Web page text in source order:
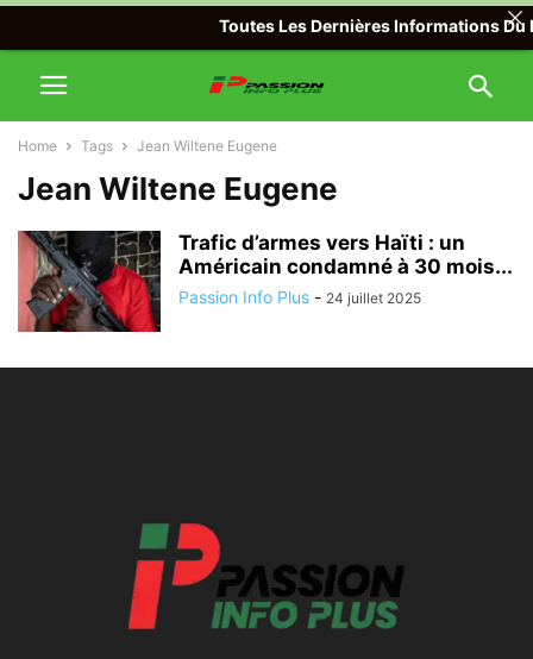
Home Tags Jean Wiltene Eugene
Jean Wiltene Eugene
Trafic d’armes vers Haïti : un
Américain condamné à 30 mois...
Passion Info Plus - 24 juillet 2025
Toutes Les Dernières Informations